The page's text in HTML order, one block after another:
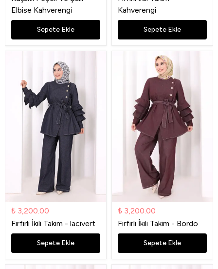
Elbise Kahverengi
Sepete Ekle
Kahverengi
Sepete Ekle
₺ 3,200.00
Fırfırlı İkili Takim - lacivert
Sepete Ekle
₺ 3,200.00
Fırfırlı İkili Takim - Bordo
Sepete Ekle